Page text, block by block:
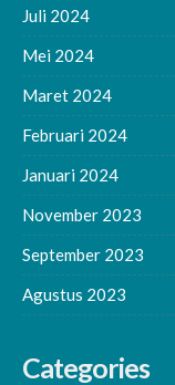
Juli 2024
Mei 2024
Maret 2024
Februari 2024
Januari 2024
November 2023
September 2023
Agustus 2023
Categories